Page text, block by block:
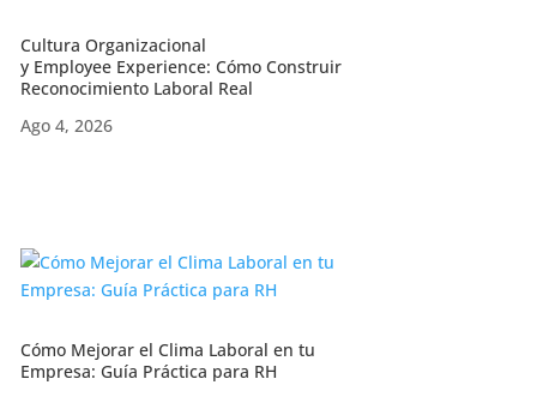
Cultura Organizacional
y Employee Experience: Cómo Construir
Reconocimiento Laboral Real
Ago 4, 2026
Cómo Mejorar el Clima Laboral en tu
Empresa: Guía Práctica para RH